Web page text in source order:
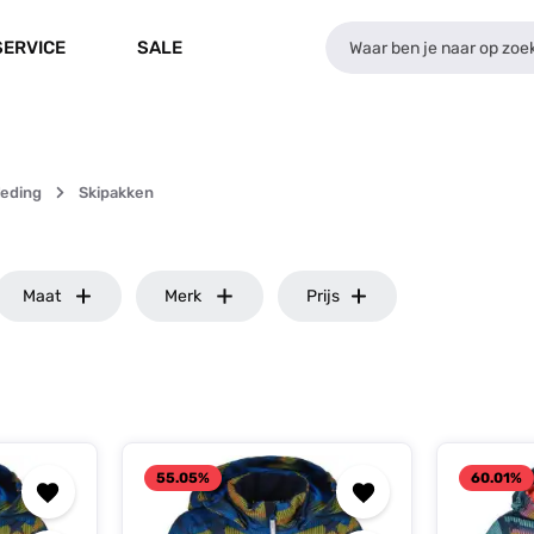
SALE
Skipakken
Maat Merk Prijs
55.05% 60.01%